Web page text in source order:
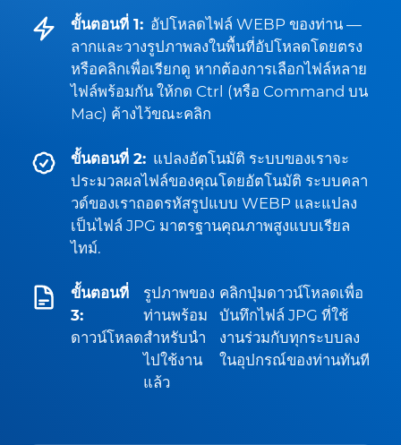
ขั้นตอนที่ 1: อัปโหลดไฟล์ WEBP ของท่าน —
ลากและวางรูปภาพลงในพื้นที่อัปโหลดโดยตรง
หรือคลิกเพื่อเรียกดู หากต้องการเลือกไฟล์หลาย
ไฟล์พร้อมกัน ให้กด Ctrl (หรือ Command บน
Mac) ค้างไว้ขณะคลิก
ขั้นตอนที่ 2: แปลงอัตโนมัติ ระบบของเราจะ
ประมวลผลไฟล์ของคุณโดยอัตโนมัติ ระบบคลา
วด์ของเราถอดรหัสรูปแบบ WEBP และแปลง
เป็นไฟล์ JPG มาตรฐานคุณภาพสูงแบบเรียล
ไทม์.
ขั้นตอนที่
3:
ดาวน์โหลด
รูปภาพของ
ท่านพร้อม
สำหรับนำ
ไปใช้งาน
แล้ว
คลิกปุ่มดาวน์โหลดเพื่อ
บันทึกไฟล์ JPG ที่ใช้
งานร่วมกับทุกระบบลง
ในอุปกรณ์ของท่านทันที